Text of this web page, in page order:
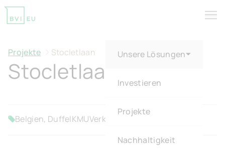
Unsere Lösungen
Investieren
Projekte
Nachhaltigkeit
Stocletlaan
Projekte Stocletlaan
Belgien, DuffelKMUVerkauft